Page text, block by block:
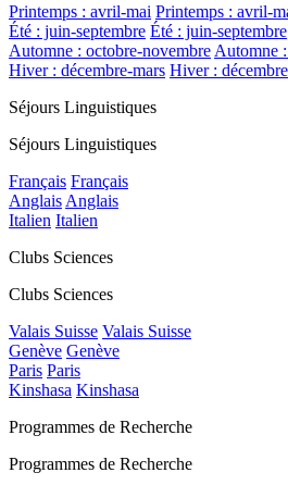
Printemps : avril-mai Printemps : avril-
Été : juin-septembre Été : juin-septembre
Automne : octobre-novembre Automne
Hiver : décembre-mars Hiver :
Séjours Linguistiques
Séjours Linguistiques
Français Français
Anglais Anglais
Italien Italien
Clubs Sciences
Clubs Sciences
Valais Suisse Valais Suisse
Genève Genève
Paris Paris
Kinshasa Kinshasa
Programmes de Recherche
Programmes de Recherche